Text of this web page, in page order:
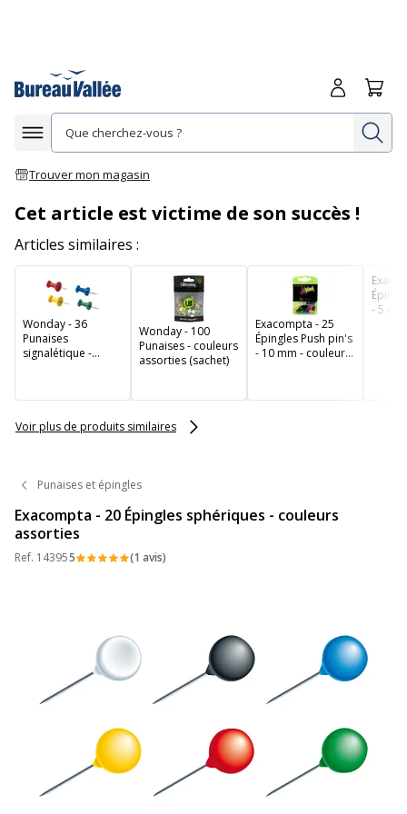
Afficher la navigation
Trouver mon magasin
Me
Cet article est victime de son succès !
Articles similaires :
Wonday - 36
Punaises
signalétique -
Wonday - 100
Punaises - couleurs
assorties (sachet)
Exacompta - 25
Épingles Push pin's
- 10 mm - couleurs
- 5
Voir plus de produits similaires
Punaises et épingles
Exacompta - 20 Épingles sphériques - couleurs
assorties
Ref. 143955 (1 avis)